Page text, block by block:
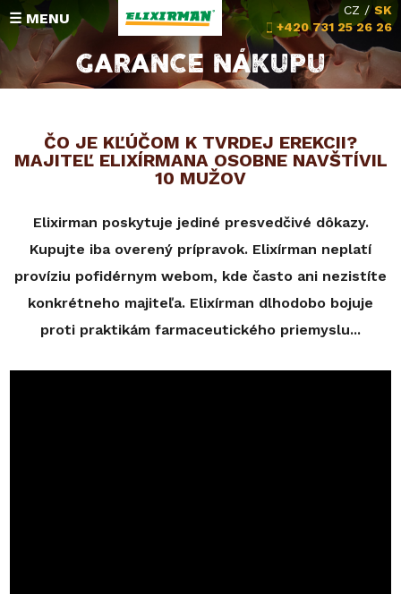
☰ MENU
Zloženie
Vrátenie peňazí
KONTAKT
CZ /SK
+420 731 25 26 26
GARANCE NÁKUPU
ČO JE KĽÚČOM K TVRDEJ EREKCII?
MAJITEĽ ELIXÍRMANA OSOBNE NAVŠTÍVIL
10 MUŽOV
Elixirman poskytuje jediné presvedčivé dôkazy.
Kupujte iba overený prípravok. Elixírman neplatí
províziu pofidérnym webom, kde často ani nezistíte
konkrétneho majiteľa. Elixírman dlhodobo bojuje
proti praktikám farmaceutického priemyslu...